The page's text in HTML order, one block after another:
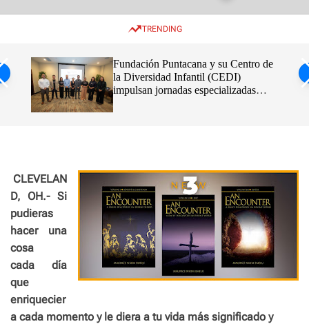
c
l
TRENDING
Fundación Puntacana y su Centro de
la Diversidad Infantil (CEDI)
impulsan jornadas especializadas
CLEVELAN
D, OH.- Si
pudieras
hacer una
cosa
cada día
que
enriquecier
a cada momento y le diera a tu vida más significado y